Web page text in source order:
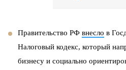
Правительство РФ внесло в
Налоговый кодекс, который
бизнесу и социально